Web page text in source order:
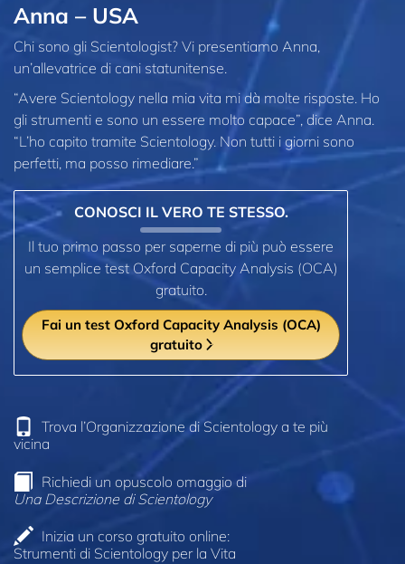
Anna – USA
Chi sono gli Scientologist? Vi presentiamo Anna,
un’allevatrice di cani statunitense.
“Avere Scientology nella mia vita mi dà molte risposte. Ho
gli strumenti e sono un essere molto capace”, dice Anna.
“L’ho capito tramite Scientology. Non tutti i giorni sono
perfetti, ma posso rimediare.”
CONOSCI IL VERO TE STESSO.
Il tuo primo passo per saperne di più può essere
un semplice test Oxford Capacity Analysis (OCA)
gratuito.
Fai un test Oxford Capacity Analysis (OCA)
gratuito
Trova l’Organizzazione di Scientology a te più
vicina
Richiedi un opuscolo omaggio di
Una Descrizione di Scientology
Inizia un corso gratuito online:
Strumenti di Scientology per la Vita